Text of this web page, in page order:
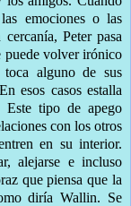
emociones o las
Peter pasa
puede volver irónico
alguno de sus
esos casos estalla
tipo de apego
con los otros
en su interior.
alejarse e incluso
que piensa que la
diría Wallin. Se